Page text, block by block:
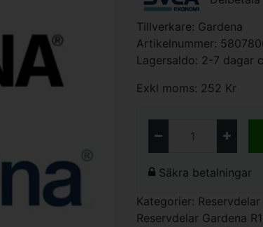
Tillverkare: Gardena
Artikelnummer:
Lagersaldo: 2-7 dagar
Exkl moms: 252 Kr
Säkra betalningar
Kategorier:
Reservdelar Gardena